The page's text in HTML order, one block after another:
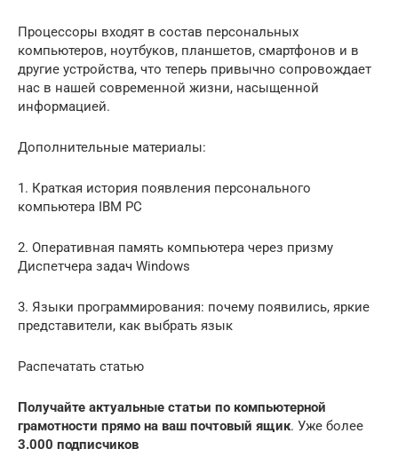
Процессоры входят в состав персональных
компьютеров, ноутбуков, планшетов, смартфонов и в
другие устройства, что теперь привычно сопровождает
нас в нашей современной жизни, насыщенной
информацией.
Дополнительные материалы:
1. Краткая история появления персонального
компьютера IBM PC
2. Оперативная память компьютера через призму
Диспетчера задач Windows
3. Языки программирования: почему появились, яркие
представители, как выбрать язык
Распечатать статью
Получайте актуальные статьи по компьютерной
грамотности прямо на ваш почтовый ящик. Уже более
3.000 подписчиков